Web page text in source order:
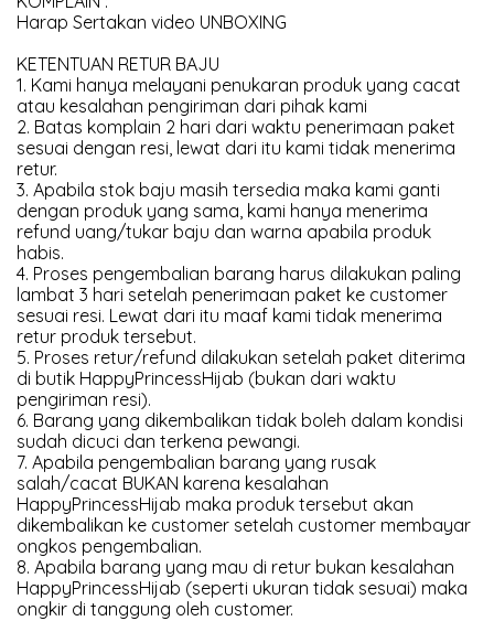
Harap Sertakan video UNBOXING
KETENTUAN RETUR BAJU
1. Kami hanya melayani penukaran produk yang cacat
atau kesalahan pengiriman dari pihak kami
2. Batas komplain 2 hari dari waktu penerimaan paket
sesuai dengan resi, lewat dari itu kami tidak menerima
retur.
3. Apabila stok baju masih tersedia maka kami ganti
dengan produk yang sama, kami hanya menerima
refund uang/tukar baju dan warna apabila produk
habis.
4. Proses pengembalian barang harus dilakukan paling
lambat 3 hari setelah penerimaan paket ke customer
sesuai resi. Lewat dari itu maaf kami tidak menerima
retur produk tersebut.
5. Proses retur/refund dilakukan setelah paket diterima
di butik HappyPrincessHijab (bukan dari waktu
pengiriman resi).
6. Barang yang dikembalikan tidak boleh dalam kondisi
sudah dicuci dan terkena pewangi.
7. Apabila pengembalian barang yang rusak
salah/cacat BUKAN karena kesalahan
HappyPrincessHijab maka produk tersebut akan
dikembalikan ke customer setelah customer membayar
ongkos pengembalian.
8. Apabila barang yang mau di retur bukan kesalahan
HappyPrincessHijab (seperti ukuran tidak sesuai) maka
ongkir di tanggung oleh customer.